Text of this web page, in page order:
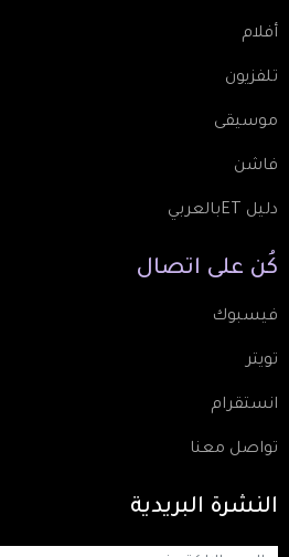
أفلام
تلفزيون
موسيقى
فاشن
دليل ETبالعربي
كُن على اتصال
فيسبوك
تويتر
انستقرام
تواصل معنا
النشرة البريدية